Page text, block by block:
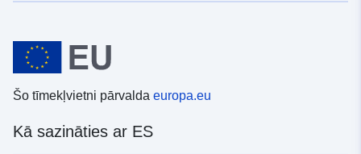
Šo tīmekļvietni pārvalda europa.eu
Kā sazināties ar ES